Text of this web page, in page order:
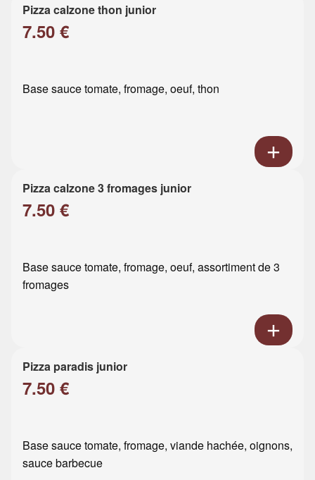
Pizza calzone thon junior
7.50 €
Base sauce tomate, fromage, oeuf, thon
Pizza calzone 3 fromages junior
7.50 €
Base sauce tomate, fromage, oeuf, assortiment de 3
fromages
Pizza paradis junior
7.50 €
Base sauce tomate, fromage, viande hachée, oignons,
sauce barbecue